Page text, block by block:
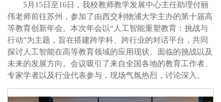
5月15日至16日，我校教师教学发展中心主任助理付丽
伟老师前往苏州，参加了由西交利物浦大学主办的第十届高
等教育创新年会。本次年会以“人工智能重塑教育：挑战与
行动”为主题，旨在搭建跨学科、跨行业的对话平台，共同
探讨人工智能在高等教育领域的应用现状、面临的挑战以及
未来的发展方向。会议吸引了来自全国各地的教育工作者、
专家学者以及行业代表参与，现场气氛热烈，讨论深入。